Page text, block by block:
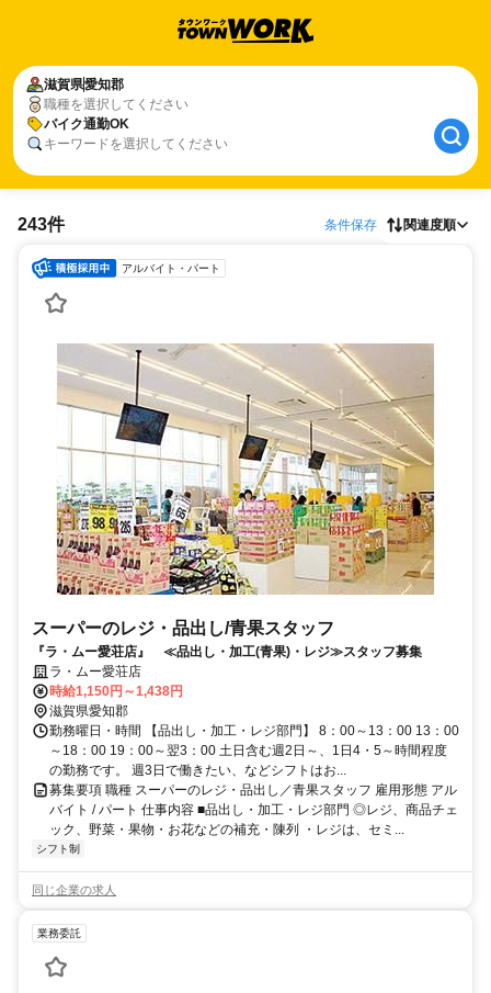
滋賀県愛知郡
職種を選択してください
バイク通勤OK
キーワードを選択してください
243件 条件保存 関連度順
アルバイト・パート
スーパーのレジ・品出し/青果スタッフ
『ラ・ムー愛荘店』 ≪品出し・加工(青果)・レジ≫スタッフ募集
ラ・ムー愛荘店
時給1,150円～1,438円
滋賀県愛知郡
勤務曜日・時間 【品出し・加工・レジ部門】 8：00～13：00 13：00
～18：00 19：00～翌3：00 土日含む週2日～、1日4・5～時間程度
の勤務です。 週3日で働きたい、などシフトはお...
募集要項 職種 スーパーのレジ・品出し／青果スタッフ 雇用形態 アル
バイト / パート 仕事内容 ■品出し・加工・レジ部門 ◎レジ、商品チェ
ック、野菜・果物・お花などの補充・陳列 ・レジは、セミ...
シフト制
同じ企業の求人
業務委託